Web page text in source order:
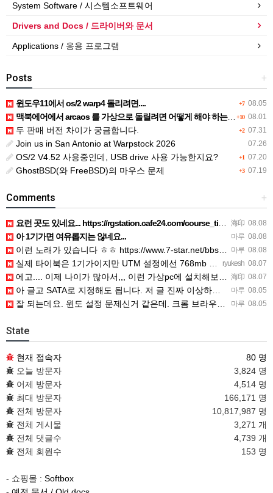
System Software / 시스템소프트웨어
Drivers and Docs / 드라이버와 문서
Applications / 응용 프로그램
+
Posts
+7 08.05
윈도우11에서 os/2 warp4 돌리려면....
+10 08.01
맥북에어에서 arcaos 를 가상으로 돌릴려면 어떻게 해야 하는 지요?
+2 07.31
두 판매 버전 차이가 궁금합니다.
07.26
Join us in San Antonio at Warpstock 2026
+1 07.20
OS/2 V4.52 사용중인데, USB drive 사용 가능한지요?
+3 07.19
GhostBSD(와 FreeBSD)의 마우스 문제
+
Comments
海印 08.08
요런 곳도 있네요... https://rgstation.cafe24.com/course_tip/306500
마루 08.08
아 1기가면 여유롭지는 않네요...
마루 08.08
이런 노래가 있습니다 ㅎㅎ https://www.7-star.net/bbs/board.php?bo_table…
ryukesh 08.07
실제 타이북은 1기가이지만 UTM 설정에선 768mb 입니다. 1기가나 그 보다 넘게 설정하면 UTM 에뮬레…
海印 08.07
에고.... 이제 나이가 많아서,,, 이런 가상pc에 설치해보는 것도 귀찮군요.. ㅎㅎ 날씨도 덥고.....…
마루 08.05
아 글고 SATA로 지정해도 됩니다. 저 글 진짜 이상하네요. 옛날꺼 퍼와서 그런거 같은데요.
마루 08.05
잘 되는데요. 윈도 설정 문제신거 같은데. 크롬 브라우저나 파폭으로 해 보세요
State
현재 접속자
80 명
오늘 방문자
3,824 명
어제 방문자
4,514 명
최대 방문자
166,171 명
전체 방문자
10,817,987 명
전체 게시물
3,271 개
전체 댓글수
4,739 개
전체 회원수
153 명
- 쇼핑몰 : Softbox